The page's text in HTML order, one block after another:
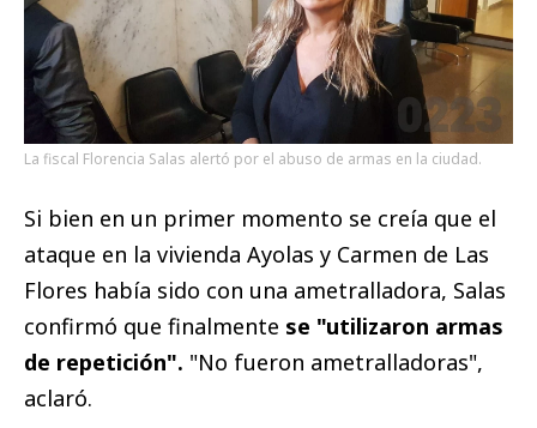
La fiscal Florencia Salas alertó por el abuso de armas en la ciudad.
Si bien en un primer momento se creía que el
ataque en la vivienda Ayolas y Carmen de Las
Flores había sido con una ametralladora, Salas
confirmó que finalmente se "utilizaron armas
de repetición". "No fueron ametralladoras",
aclaró.